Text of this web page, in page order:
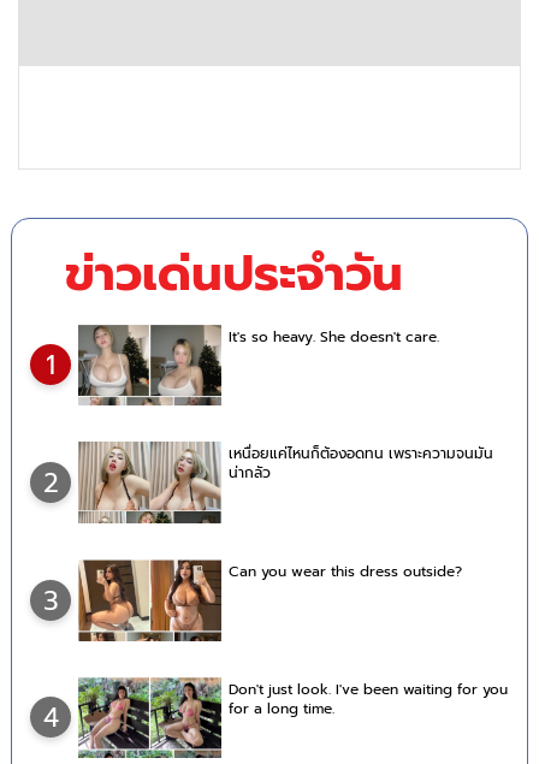
ข่าวเด่นประจำวัน
1
It's so heavy. She doesn't care.
2
เหนื่อยแค่ไหนก็ต้องอดทน เพราะความจนมัน
น่ากลัว
3
Can you wear this dress outside?
4
Don't just look. I've been waiting for you
for a long time.